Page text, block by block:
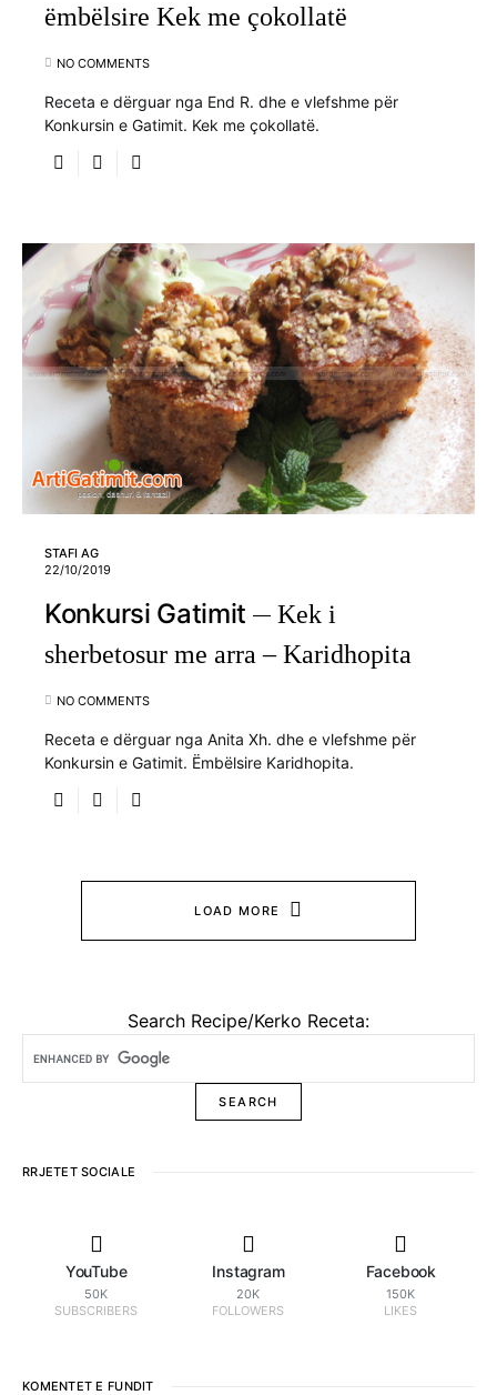
ëmbëlsire Kek me çokollatë
NO COMMENTS
Receta e dërguar nga End R. dhe e vlefshme për
Konkursin e Gatimit. Kek me çokollatë.
STAFI AG
22/10/2019
Konkursi Gatimit
Kek i
sherbetosur me arra – Karidhopita
NO COMMENTS
Receta e dërguar nga Anita Xh. dhe e vlefshme për
Konkursin e Gatimit. Ëmbëlsire Karidhopita.
LOAD MORE
Search Recipe/Kerko Receta:
RRJETET SOCIALE
YouTube
50K
SUBSCRIBERS
Instagram
20K
FOLLOWERS
Facebook
150K
LIKES
KOMENTET E FUNDIT